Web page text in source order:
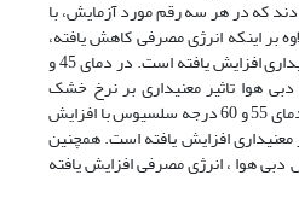
که در هر سه رقم مورد آزمایش، با
بر اینکه انرژی مصرفی کاهش یافته،
نرخ خشک شدن نیز بطور معنی­داری افزایش یافته است. در دمای 45 و
هوا تاثیر معنی­داری بر نرخ خشک
شدن شلتوک نداشته ولی در دمای 55 و 60 درجه سلسیوس با افزایش
افزایش یافته است. همچنین
دبی هوا ، انرژی مصرفی افزایش یافته